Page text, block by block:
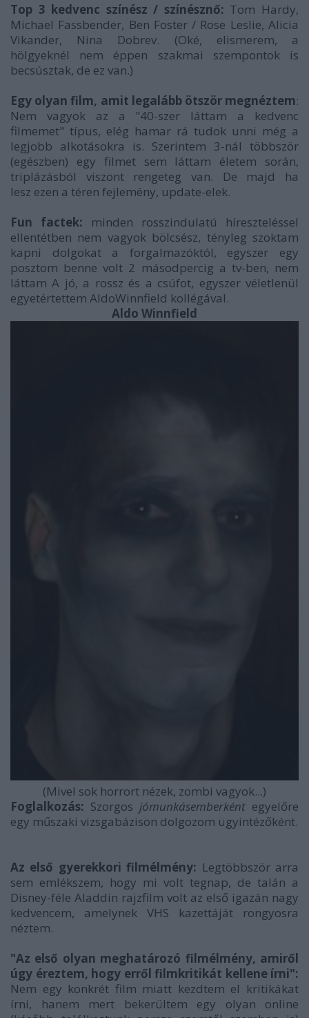
Top 3 kedvenc színész / színésznő: Tom Hardy,
Michael Fassbender, Ben Foster / Rose Leslie, Alicia
Vikander, Nina Dobrev. (Oké, elismerem, a
hölgyeknél nem éppen szakmai szempontok is
becsúsztak, de ez van.)
Egy olyan film, amit legalább ötször megnéztem:
Nem vagyok az a "40-szer láttam a kedvenc
filmemet" típus, elég hamar rá tudok unni még a
legjobb alkotásokra is. Szerintem 3-nál többször
(egészben) egy filmet sem láttam életem során,
triplázásból viszont rengeteg van. De majd ha
lesz ezen a téren fejlemény, update-elek.
Fun factek:
minden rosszindulatú híreszteléssel
ellentétben nem vagyok bölcsész, tényleg szoktam
kapni dolgokat a forgalmazóktól, egyszer egy
posztom benne volt 2 másodpercig a tv-ben, nem
láttam A jó, a rossz és a csúfot, egyszer véletlenül
egyetértettem AldoWinnfield kollégával.
Aldo Winnfield
(Mivel sok horrort nézek, zombi vagyok...)
Foglalkozás: Szorgos jómunkásemberként egyelőre
egy műszaki vizsgabázison dolgozom ügyintézőként.
Az első gyerekkori filmélmény: Legtöbbször arra
sem emlékszem, hogy mi volt tegnap, de talán a
Disney-féle Aladdin rajzfilm volt az első igazán nagy
kedvencem, amelynek VHS kazettáját rongyosra
néztem.
"Az első olyan meghatározó filmélmény, amiről
úgy éreztem, hogy erről filmkritikát kellene írni":
Nem egy konkrét film miatt kezdtem el kritikákat
írni, hanem mert bekerültem egy olyan online